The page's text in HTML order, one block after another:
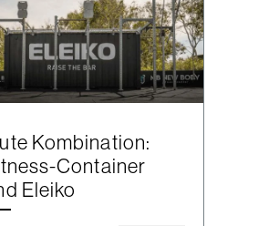
Kombination:
Container
Eleiko